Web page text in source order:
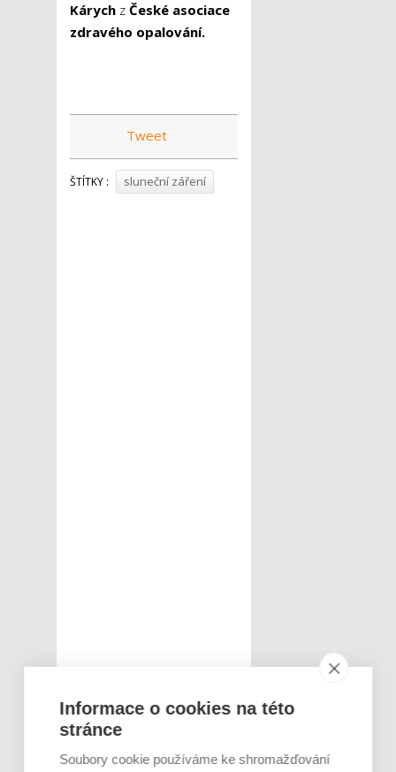
Kárych z České asociace
zdravého opalování.
Tweet
ŠTÍTKY : sluneční záření
Informace o cookies na této
stránce
Soubory cookie používáme ke shromažďování